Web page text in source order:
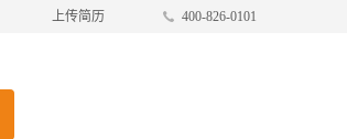
上传简历 400-826-0101